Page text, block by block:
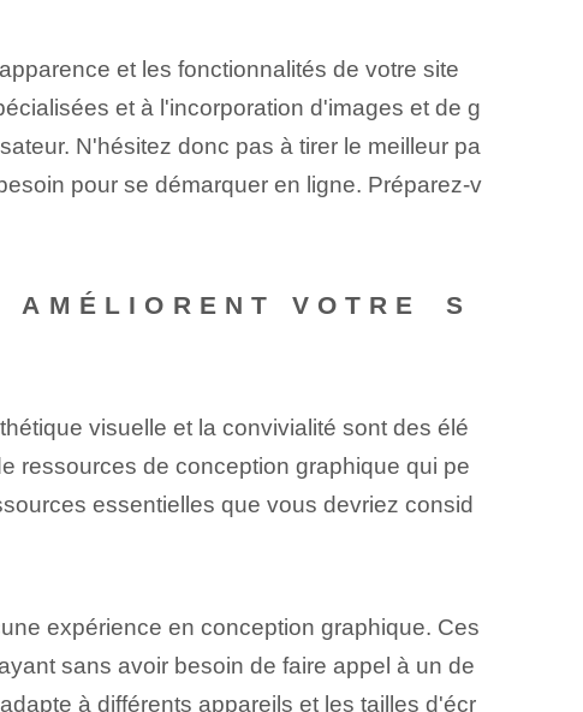
et les fonctionnalités de votre site
et à l'incorporation d'images et de g
⁤N'hésitez donc pas à tirer le meilleur pa
pour se démarquer en ligne. Préparez-v
⁤AMÉLIORENT VOTRE⁢ S
visuelle et la convivialité sont des élé
ressources de conception graphique qui pe
essentielles que vous devriez consid
expérience en conception graphique. Ces
sans avoir besoin de faire appel à un de
à différents appareils et les tailles d'écr